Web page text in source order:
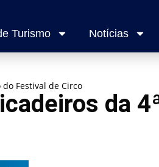
Turismo Notícias
Festival de Circo
da